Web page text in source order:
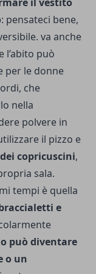
: pensateci bene,
va anche
l’abito può
per le donne
che
nella
polvere in
il pizzo e
copricuscini,
sala.
tempi è quella
e
può diventare
o un